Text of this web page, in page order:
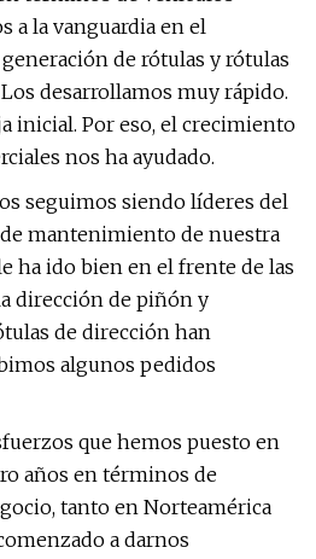
a la vanguardia en el
de rótulas y rótulas
desarrollamos muy rápido.
inicial. Por eso, el crecimiento
nos ha ayudado.
seguimos siendo líderes del
mantenimiento de nuestra
ha ido bien en el frente de las
dirección de piñón y
de dirección han
algunos pedidos
que hemos puesto en
años en términos de
tanto en Norteamérica
a darnos